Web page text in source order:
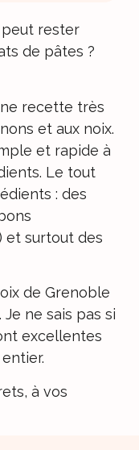
peut rester
de pâtes ?
recette très
et aux noix.
et rapide à
Le tout
: des
et surtout des
de Grenoble
Je ne sais pas si
excellentes
à vos